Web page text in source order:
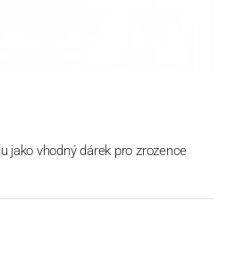
jako vhodný dárek pro zrozence